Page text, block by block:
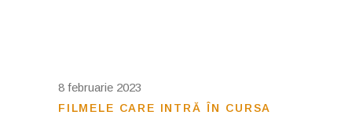
8 februarie 2023
FILMELE CARE INTRĂ ÎN CURSA